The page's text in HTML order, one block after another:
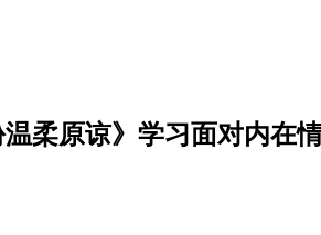
柔原谅》学习面对内在